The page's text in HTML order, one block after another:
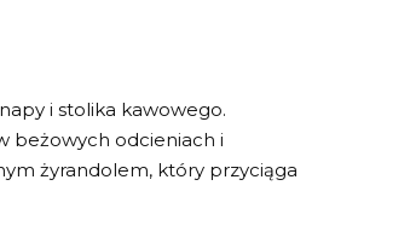
i stolika kawowego.
beżowych odcieniach i
żyrandolem, który przyciąga